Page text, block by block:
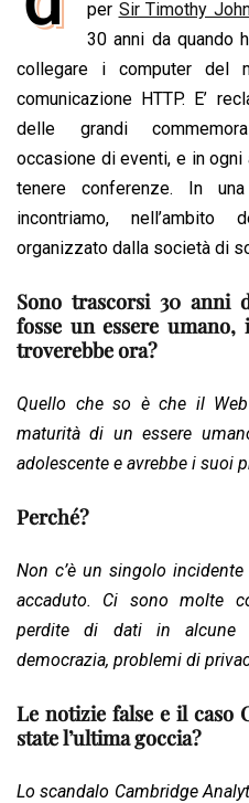
e
o
o
k
t
s
A
p
p
k
e
d
I
n
e
a
d
s
i
l
per Sir Timothy
30 anni da quando
collegare i computer del
comunicazione HTTP. E’
delle grandi
occasione di eventi, e in
tenere conferenze. In
incontriamo, nell’ambito
organizzato dalla società di
Sono trascorsi 30 anni
fosse un essere
troverebbe ora?
Quello che so è che il
maturità di un essere
adolescente e avrebbe i suoi
Perché?
Non c’è un singolo
accaduto. Ci sono molte
perdite di dati in alcune
democrazia, problemi di
Le notizie false e il caso
state l’ultima goccia?
Lo scandalo Cambridge